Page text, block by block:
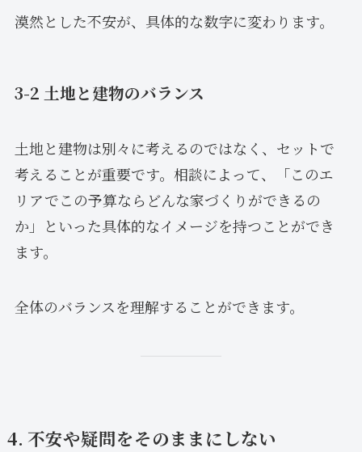
漠然とした不安が、具体的な数字に変わります。
3-2 土地と建物のバランス
土地と建物は別々に考えるのではなく、セットで
考えることが重要です。相談によって、「このエ
リアでこの予算ならどんな家づくりができるの
か」といった具体的なイメージを持つことができ
ます。
全体のバランスを理解することができます。
4. 不安や疑問をそのままにしない